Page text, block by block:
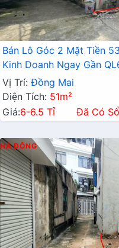
Bán Lô Góc 2 Mặt Tiền
Kinh Doanh Ngay Gần
Vị Trí: Đồng Mai
Diện Tích: 51m²
Giá:6-6.5 Tỉ Đã Có Sổ
HÀ ĐÔNG